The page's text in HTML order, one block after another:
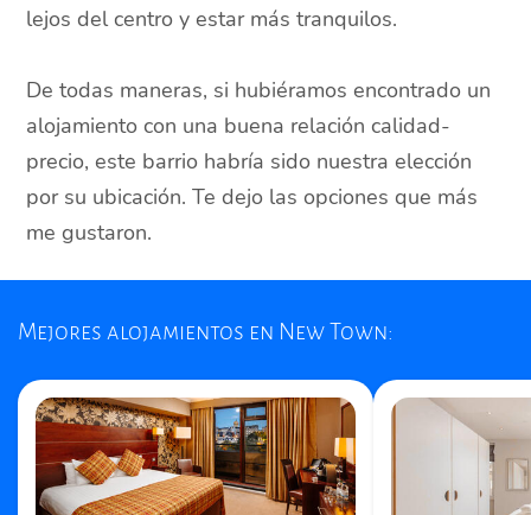
lejos del centro y estar más tranquilos.
De todas maneras, si hubiéramos encontrado un
alojamiento con una buena relación calidad-
precio, este barrio habría sido nuestra elección
por su ubicación. Te dejo las opciones que más
me gustaron.
Mejores alojamientos en New Town: